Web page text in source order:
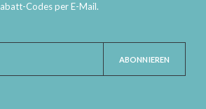
Codes per E-Mail.
ABONNIEREN